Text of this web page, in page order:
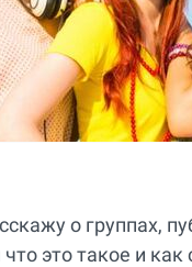
о группах,
это такое и